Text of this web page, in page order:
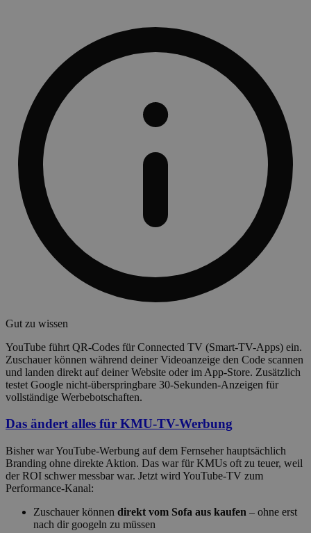
Gut zu wissen
YouTube führt QR-Codes für Connected TV (Smart-TV-Apps) ein.
Zuschauer können während deiner Videoanzeige den Code scannen
und landen direkt auf deiner Website oder im App-Store. Zusätzlich
testet Google nicht-überspringbare 30-Sekunden-Anzeigen für
vollständige Werbebotschaften.
Das ändert alles für KMU-TV-Werbung
Bisher war YouTube-Werbung auf dem Fernseher hauptsächlich
Branding ohne direkte Aktion. Das war für KMUs oft zu teuer, weil
der ROI schwer messbar war. Jetzt wird YouTube-TV zum
Performance-Kanal:
Zuschauer können direkt vom Sofa aus kaufen – ohne erst
nach dir googeln zu müssen